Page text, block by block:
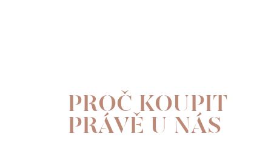
PROČ KOUPIT
PRÁVĚ U NÁS